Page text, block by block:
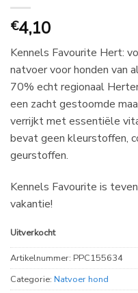
€4,10
Kennels Favourite Hert:
natvoer voor honden van
70% echt regionaal
een zacht gestoomde
verrijkt met essentiële
bevat geen kleurstoffen,
geurstoffen.
Kennels Favourite is
vakantie!
Uitverkocht
Artikelnummer: PPC155634
Categorie: Natvoer hond